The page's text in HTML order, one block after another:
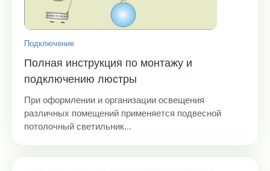
Подключение
Полная инструкция по монтажу и
подключению люстры
При оформлении и организации освещения
различных помещений применяется подвесной
потолочный светильник...